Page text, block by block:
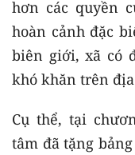
hơn các quyền
hoàn cảnh đặc
biên giới, xã có
khó khăn trên
Cụ thể, tại
tâm đã tặng